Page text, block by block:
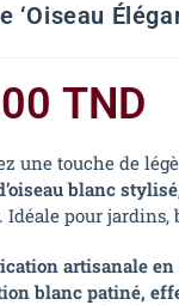
‘Oiseau
TND
une touche de
blanc stylisé
Idéale pour jardins,
artisanale en
blanc patiné,